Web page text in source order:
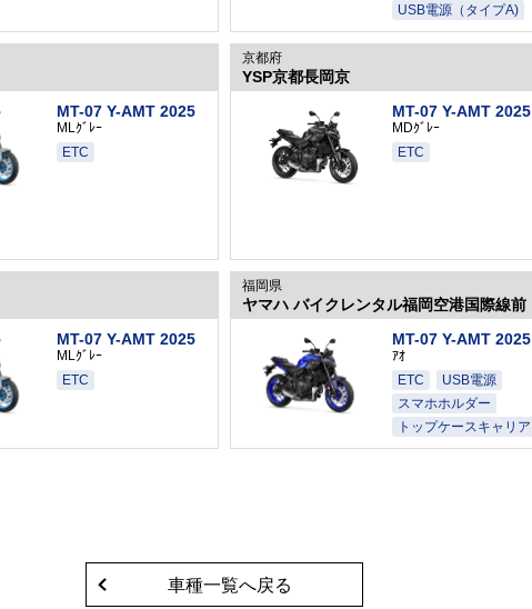
USB電源（タイプA)
MT-07 Y-AMT 2025
MLｸﾞﾚｰ
ETC
京都府
YSP京都長岡京
MT-07 Y-AMT 2025
MDｸﾞﾚｰ
ETC
MT-07 Y-AMT 2025
MLｸﾞﾚｰ
ETC
福岡県
ヤマハ バイクレンタル福岡空港国際線前
MT-07 Y-AMT 2025
ｱｵ
ETC
USB電源
スマホホルダー
トップケースキャリア
車種一覧へ戻る